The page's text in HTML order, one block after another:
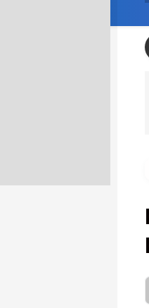
Pertanahan dan